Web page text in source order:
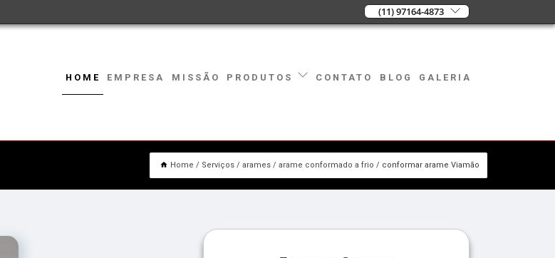
(11) 97164-4873
HOME EMPRESA MISSÃO PRODUTOS CONTATO BLOG GALERIA
Home Serviços arames arame conformado a frio conformar arame Viamão